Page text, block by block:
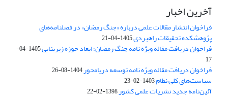
آخرین اخبار
فراخوان انتشار مقالات علمی درباره «جنگ رمضان» در فصلنامه‌های
پژوهشکده تحقیقات راهبردی1405-04-21
فراخوان دریافت مقاله ویژه نامه جنگ رمضان؛ ابعاد حوزه زیربنایی
1405-04-
17
فراخوان دریافت مقاله ویژه نامه توسعه دریامحور1404-08-26
سیاست‌های کلی نظام1403-02-23
آئین‌نامه جدید نشریات علمی کشور1398-02-22